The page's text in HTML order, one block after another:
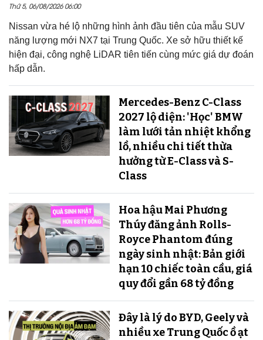
Thứ 5, 06/08/2026 06:00
Nissan vừa hé lộ những hình ảnh đầu tiên của mẫu SUV
năng lượng mới NX7 tại Trung Quốc. Xe sở hữu thiết kế
hiện đại, công nghệ LiDAR tiên tiến cùng mức giá dự đoán
hấp dẫn.
Mercedes-Benz C-Class
2027 lộ diện: 'Học' BMW
làm lưới tản nhiệt khổng
lồ, nhiều chi tiết thừa
hưởng từ E-Class và S-
Class
Hoa hậu Mai Phương
Thúy đăng ảnh Rolls-
Royce Phantom đúng
ngày sinh nhật: Bản giới
hạn 10 chiếc toàn cầu, giá
quy đổi gần 68 tỷ đồng
Đây là lý do BYD, Geely và
nhiều xe Trung Quốc ồ ạt